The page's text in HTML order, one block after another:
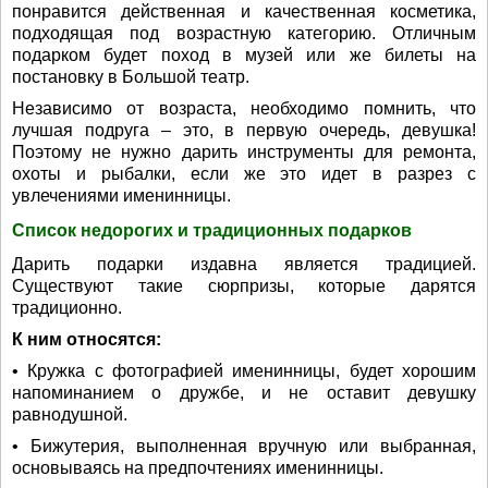
понравится действенная и качественная косметика,
подходящая под возрастную категорию. Отличным
подарком будет поход в музей или же билеты на
постановку в Большой театр.
Независимо от возраста, необходимо помнить, что
лучшая подруга – это, в первую очередь, девушка!
Поэтому не нужно дарить инструменты для ремонта,
охоты и рыбалки, если же это идет в разрез с
увлечениями именинницы.
Список недорогих и традиционных подарков
Дарить подарки издавна является традицией.
Существуют такие сюрпризы, которые дарятся
традиционно.
К ним относятся:
• Кружка с фотографией именинницы, будет хорошим
напоминанием о дружбе, и не оставит девушку
равнодушной.
• Бижутерия, выполненная вручную или выбранная,
основываясь на предпочтениях именинницы.